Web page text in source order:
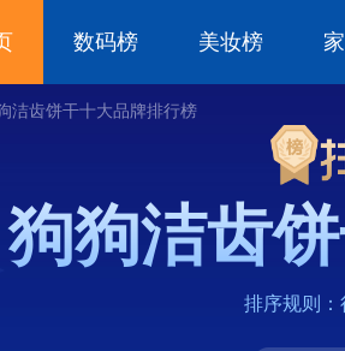
数码榜 美妆榜
洁齿饼干十大品牌排行榜
狗狗洁齿
排序规则